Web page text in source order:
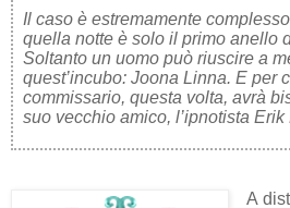
Il caso è estremamente
quella notte è solo il primo anello
Soltanto un uomo può riuscire a
quest’incubo: Joona Linna. E per
commissario, questa volta, avrà
suo vecchio amico, l’ipnotista Erik
A